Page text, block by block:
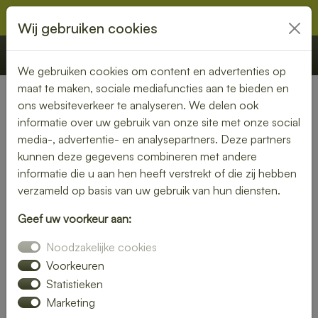
€ 0,00 Offerte Bestellen
Nederland» Emst
Geniet van een bezorgde
lunch in Emst – snel en
smaakvol
maakt je dag compleet. Laat je lunch bezorgen in Emst en
kies uit een uitgebreid assortiment verse broodjes, salades
en warme gerechten.
Wij zorgen voor een snelle levering, zodat jij onbezorgd kunt
Wij gebruiken cookies
We gebruiken cookies om content en advertenties op
maat te maken, sociale mediafuncties aan te bieden en
ons websiteverkeer te analyseren. We delen ook
informatie over uw gebruik van onze site met onze social
media-, advertentie- en analysepartners. Deze partners
kunnen deze gegevens combineren met andere
informatie die u aan hen heeft verstrekt of die zij hebben
verzameld op basis van uw gebruik van hun diensten.
Geef uw voorkeur aan:
Noodzakelijke cookies
Voorkeuren
Statistieken
Marketing